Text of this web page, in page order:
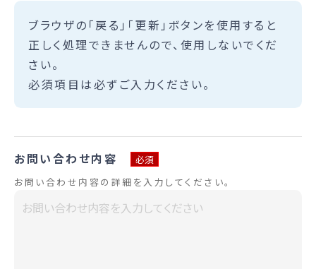
ブラウザの「戻る」「更新」ボタンを使用すると
正しく処理できませんので、使用しないでくだ
さい。
必須項目は必ずご入力ください。
お問い合わせ内容
必須
お問い合わせ内容の詳細を入力してください。